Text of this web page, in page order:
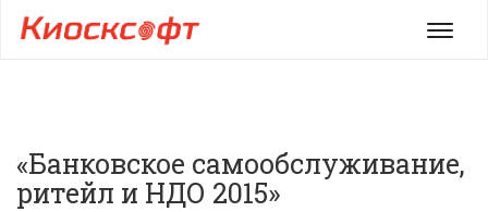
Меню
«Банковское самообслуживание,
ритейл и НДО 2015»